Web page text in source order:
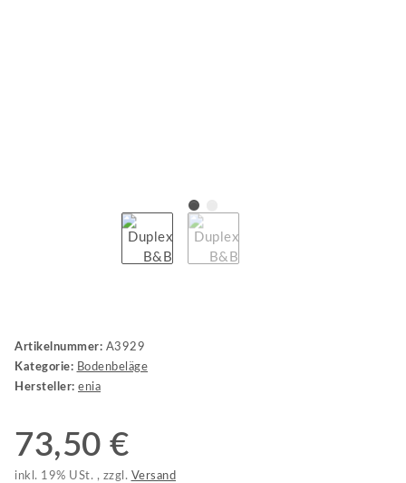
Artikelnummer: A3929
Kategorie: Bodenbeläge
Hersteller: enia
73,50 €
inkl. 19% USt. , zzgl. Versand